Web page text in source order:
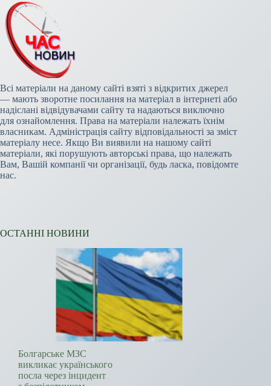
Всі матеріали на даному сайті взяті з відкритих джерел
— мають зворотне посилання на матеріал в інтернеті або
надіслані відвідувачами сайту та надаються виключно
для ознайомлення. Права на матеріали належать їхнім
власникам. Адміністрація сайту відповідальності за зміст
матеріалу несе. Якщо Ви виявили на нашому сайті
матеріали, які порушують авторські права, що належать
Вам, Вашій компанії чи організації, будь ласка, повідомте
нас.
ОСТАННІ НОВИНИ
Болгарське МЗС
викликає українського
посла через інцидент